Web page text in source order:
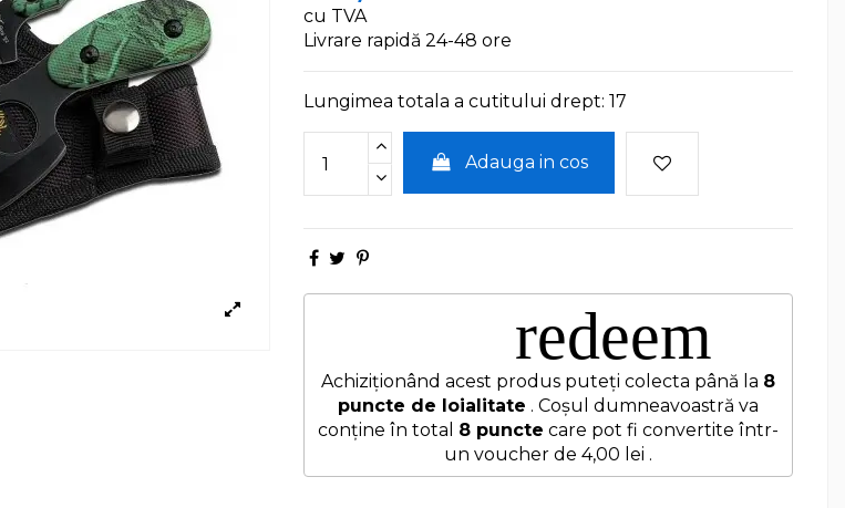
cu TVA
Livrare rapidă 24-48 ore
Lungimea totala a cutitului drept: 17
Adauga in cos
redeem
Achiziționând acest produs puteți colecta până la 8
puncte de loialitate . Coșul dumneavoastră va
conține în total 8 puncte care pot fi convertite într-
un voucher de 4,00 lei .